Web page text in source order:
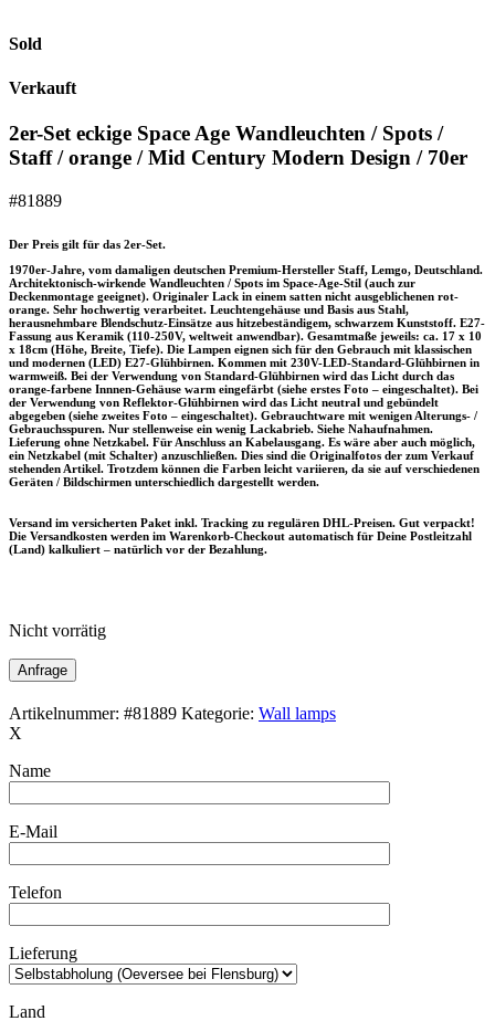
Sold
Verkauft
2er-Set eckige Space Age Wandleuchten / Spots /
Staff / orange / Mid Century Modern Design / 70er
#81889
Der Preis gilt für das 2er-Set.
1970er-Jahre, vom damaligen deutschen Premium-Hersteller Staff, Lemgo, Deutschland.
Architektonisch-wirkende Wandleuchten / Spots im Space-Age-Stil (auch zur
Deckenmontage geeignet). Originaler Lack in einem satten nicht ausgeblichenen rot-
orange. Sehr hochwertig verarbeitet. Leuchtengehäuse und Basis aus Stahl,
herausnehmbare Blendschutz-Einsätze aus hitzebeständigem, schwarzem Kunststoff. E27-
Fassung aus Keramik (110-250V, weltweit anwendbar). Gesamtmaße jeweils: ca. 17 x 10
x 18cm (Höhe, Breite, Tiefe). Die Lampen eignen sich für den Gebrauch mit klassischen
und modernen (LED) E27-Glühbirnen. Kommen mit 230V-LED-Standard-Glühbirnen in
warmweiß. Bei der Verwendung von Standard-Glühbirnen wird das Licht durch das
orange-farbene Innnen-Gehäuse warm eingefärbt (siehe erstes Foto – eingeschaltet). Bei
der Verwendung von Reflektor-Glühbirnen wird das Licht neutral und gebündelt
abgegeben (siehe zweites Foto – eingeschaltet). Gebrauchtware mit wenigen Alterungs- /
Gebrauchsspuren. Nur stellenweise ein wenig Lackabrieb. Siehe Nahaufnahmen.
Lieferung ohne Netzkabel. Für Anschluss an Kabelausgang. Es wäre aber auch möglich,
ein Netzkabel (mit Schalter) anzuschließen. Dies sind die Originalfotos der zum Verkauf
stehenden Artikel. Trotzdem können die Farben leicht variieren, da sie auf verschiedenen
Geräten / Bildschirmen unterschiedlich dargestellt werden.
Versand im versicherten Paket inkl. Tracking zu regulären DHL-Preisen. Gut verpackt!
Die Versandkosten werden im Warenkorb-Checkout automatisch für Deine Postleitzahl
(Land) kalkuliert – natürlich vor der Bezahlung.
Nicht vorrätig
Anfrage
Artikelnummer: #81889 Kategorie: Wall lamps
X
Name
E-Mail
Telefon
Lieferung
Land